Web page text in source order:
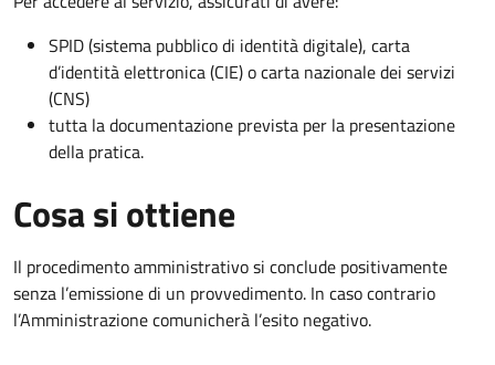
SPID (sistema pubblico di identità digitale), carta
d’identità elettronica (CIE) o carta nazionale dei servizi
(CNS)
tutta la documentazione prevista per la presentazione
della pratica.
Cosa si ottiene
Il procedimento amministrativo si conclude positivamente
senza l’emissione di un provvedimento. In caso contrario
l’Amministrazione comunicherà l’esito negativo.